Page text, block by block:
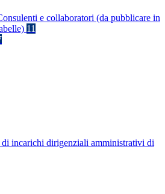
e collaboratori (da pubblicare in
11
incarichi dirigenziali amministrativi di